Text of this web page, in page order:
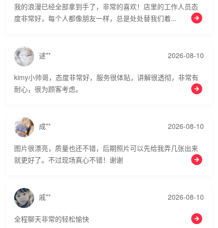
我的浪漫已经全部拿到手了，非常的喜欢！店里的工作人员态
度非常好，每个人都像朋友一样，总是处处替我们着...
逑** 2026-08-10
kimy小帅哥，态度非常好，服务很体贴，讲解很透彻，非常有
耐心，很为顾客考虑。
成** 2026-08-10
图片很漂亮，质量也还不错，后期照片可以先给我弄几张出来
就更好了。不过现场真心不错！谢谢
戚** 2026-08-10
全程聊天非常的轻松愉快